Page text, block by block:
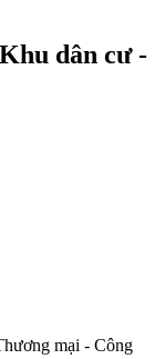
dân cư -